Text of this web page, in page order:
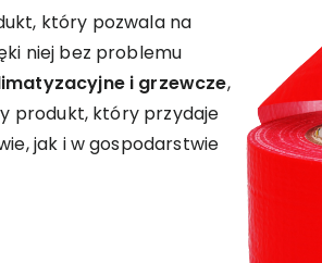
który pozwala na
niej bez problemu
i grzewcze,
produkt, który przydaje
jak i w gospodarstwie